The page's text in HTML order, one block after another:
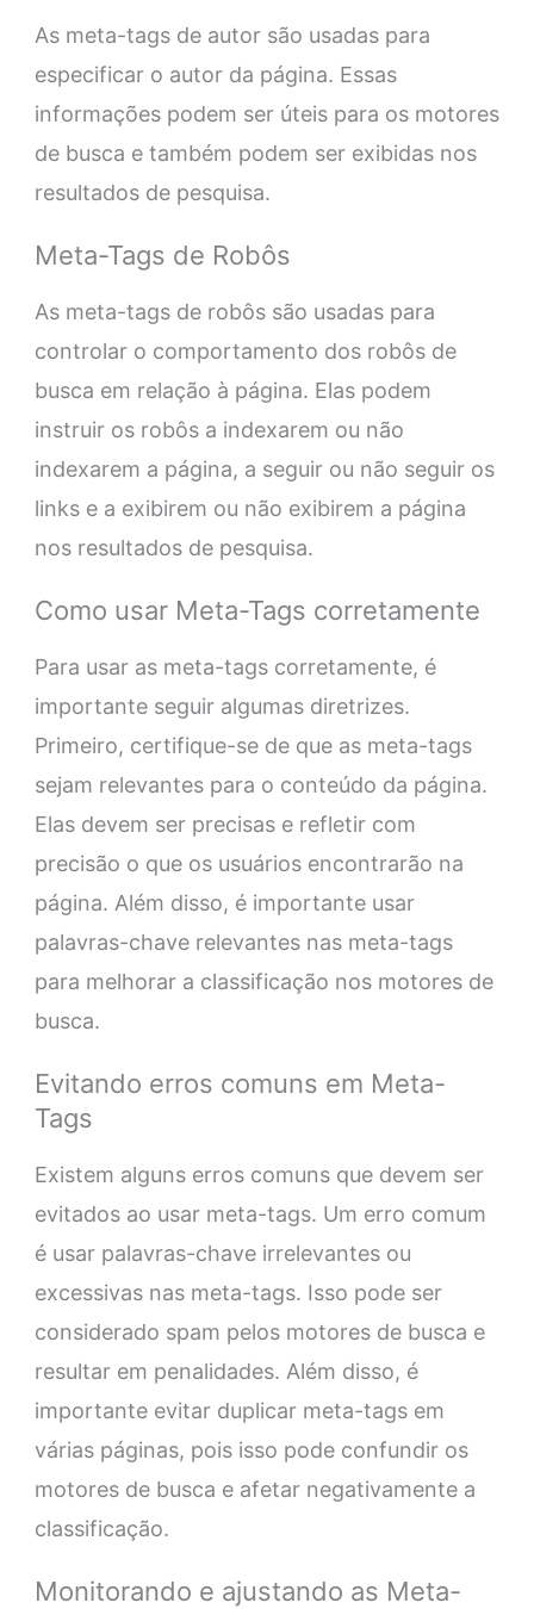
As meta-tags de autor são usadas para
especificar o autor da página. Essas
informações podem ser úteis para os motores
de busca e também podem ser exibidas nos
resultados de pesquisa.
Meta-Tags de Robôs
As meta-tags de robôs são usadas para
controlar o comportamento dos robôs de
busca em relação à página. Elas podem
instruir os robôs a indexarem ou não
indexarem a página, a seguir ou não seguir os
links e a exibirem ou não exibirem a página
nos resultados de pesquisa.
Como usar Meta-Tags corretamente
Para usar as meta-tags corretamente, é
importante seguir algumas diretrizes.
Primeiro, certifique-se de que as meta-tags
sejam relevantes para o conteúdo da página.
Elas devem ser precisas e refletir com
precisão o que os usuários encontrarão na
página. Além disso, é importante usar
palavras-chave relevantes nas meta-tags
para melhorar a classificação nos motores de
busca.
Evitando erros comuns em Meta-
Tags
Existem alguns erros comuns que devem ser
evitados ao usar meta-tags. Um erro comum
é usar palavras-chave irrelevantes ou
excessivas nas meta-tags. Isso pode ser
considerado spam pelos motores de busca e
resultar em penalidades. Além disso, é
importante evitar duplicar meta-tags em
várias páginas, pois isso pode confundir os
motores de busca e afetar negativamente a
classificação.
Monitorando e ajustando as Meta-